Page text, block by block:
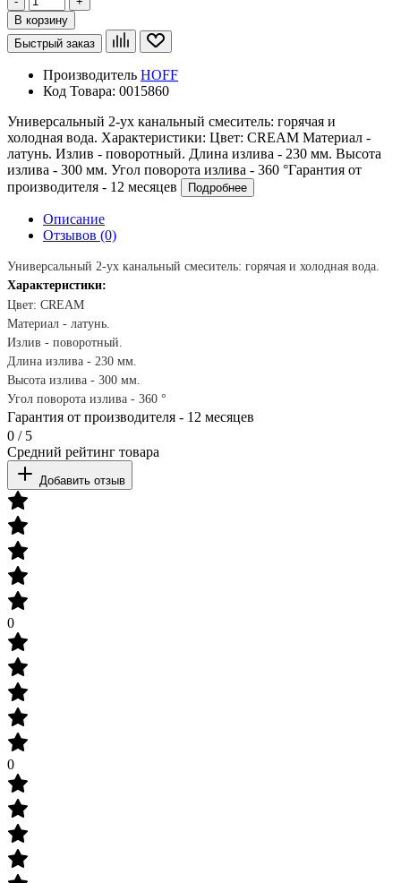
В корзину
Быстрый заказ
Производитель HOFF
Код Товара: 0015860
Универсальный 2-ух канальный смеситель: горячая и
холодная вода. Характеристики: Цвет: CREAM Материал -
латунь. Излив - поворотный. Длина излива - 230 мм. Высота
излива - 300 мм. Угол поворота излива - 360 °Гарантия от
производителя - 12 месяцев
Подробнее
Описание
Отзывов (0)
Универсальный 2-ух канальный смеситель: горячая и холодная вода.
Характеристики:
Цвет: CREAM
Материал - латунь.
Излив - поворотный.
Длина излива - 230 мм.
Высота излива - 300 мм.
Угол поворота излива - 360 °
Гарантия от производителя - 12 месяцев
0 / 5
Средний рейтинг товара
Добавить отзыв
0
0